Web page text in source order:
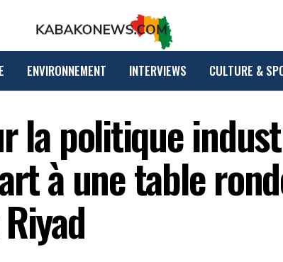
ENVIRONNEMENT INTERVIEWS CULTURE &
la politique
à une table